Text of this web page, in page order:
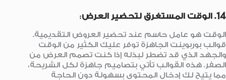
14. الوقت المستغرق لتحضير العرض :
الوقت هو عامل حاسم عند تحضير العروض التقديمية.
قوالب بوربوينت الجاهزة توفر عليك الكثير من الوقت
والجهد الذي قد تضطر لبذله إذا كنت تصمم العرض من
الصفر. هذه القوالب تأتي بتصاميم جاهزة لكل الشريحة،
مما يتيح لك إدخال المحتوى بسهولة دون الحاجة